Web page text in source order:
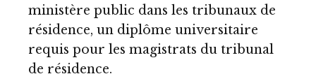
ministère public dans les tribunaux de
résidence, un diplôme universitaire
requis pour les magistrats du tribunal
de résidence.